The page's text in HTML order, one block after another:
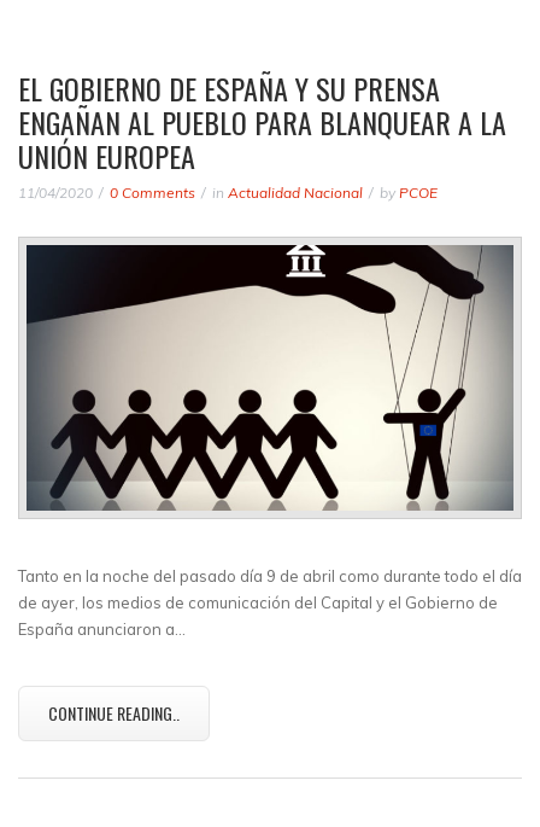
EL GOBIERNO DE ESPAÑA Y SU PRENSA
ENGAÑAN AL PUEBLO PARA BLANQUEAR A LA
UNIÓN EUROPEA
11/04/2020 0 Comments in Actualidad Nacional by PCOE
Tanto en la noche del pasado día 9 de abril como durante todo el día
de ayer, los medios de comunicación del Capital y el Gobierno de
España anunciaron a…
CONTINUE READING..